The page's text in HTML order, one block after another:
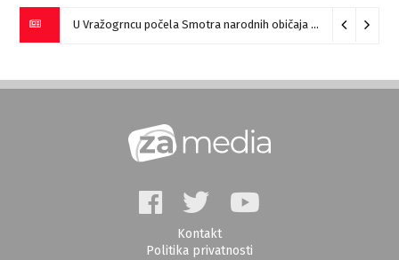
U Vražogrncu počela Smotra narodnih običaja „Vražogrnački točak“
Kontakt
Politika privatnosti